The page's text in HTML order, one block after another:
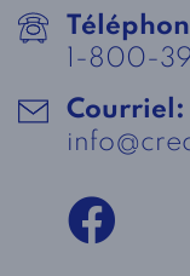
1-800-
Courriel: